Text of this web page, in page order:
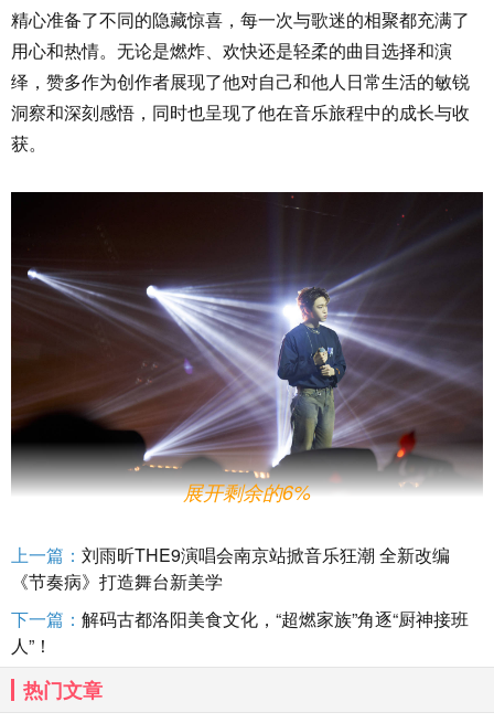
精心准备了不同的隐藏惊喜，每一次与歌迷的相聚都充满了
用心和热情。无论是燃炸、欢快还是轻柔的曲目选择和演
绎，赞多作为创作者展现了他对自己和他人日常生活的敏锐
洞察和深刻感悟，同时也呈现了他在音乐旅程中的成长与收
获。
每场演出都以独特的歌曲作为压轴，而上海站则以你的
名字主题曲 《没什么大不了》作为精彩收尾，以赞多的视
角，用真挚而动人的音符勾勒出了整个巡演的故事。上海站
的演出再次展示了赞多卓越的舞台表演和音乐才华，也同样
惊喜满满。特别嘉宾于洋的亮相为整场演出增添了一抹亮
展开剩余的6%
上一篇： 刘雨昕THE9演唱会南京站掀音乐狂潮 全新改编
《节奏病》打造舞台新美学
下一篇： 解码古都洛阳美食文化，“超燃家族”角逐“厨神接班
人”！
热门文章